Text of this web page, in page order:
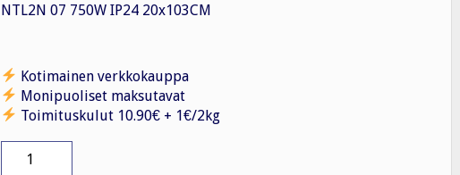
NTL2N 07 750W IP24 20x103CM
Kotimainen verkkokauppa
Monipuoliset maksutavat
Toimituskulut 10.90€ + 1€/2kg
NTL2N